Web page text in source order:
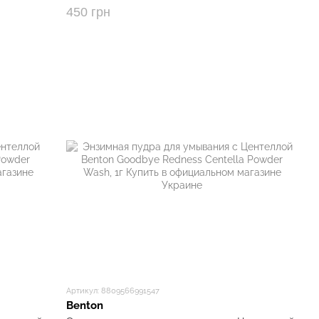
прошла необходимые дерматологические и
Benton представляет свою продукцию на рынке
Германия), где тестировать косметику на
450 грн
Артикул: 8809566991547
Benton